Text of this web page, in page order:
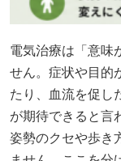
電気治療は「意味
せん。症状や目的
たり、血流を促し
が期待できると言
姿勢のクセや歩き